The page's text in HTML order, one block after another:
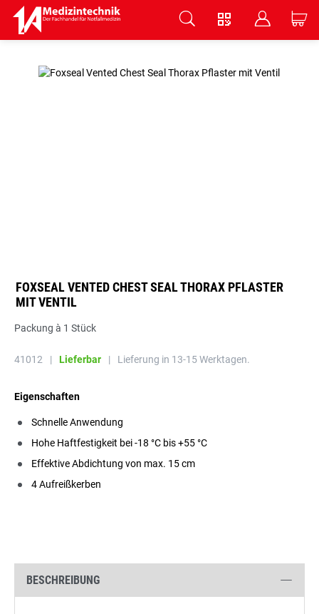
V B C
FOXSEAL VENTED CHEST SEAL THORAX PFLASTER
MIT VENTIL
Packung à 1 Stück
41012 | Lieferbar | Lieferung in 13-15 Werktagen.
Eigenschaften
Schnelle Anwendung
Hohe Haftfestigkeit bei -18 °C bis +55 °C
Effektive Abdichtung von max. 15 cm
4 Aufreißkerben
BESCHREIBUNG